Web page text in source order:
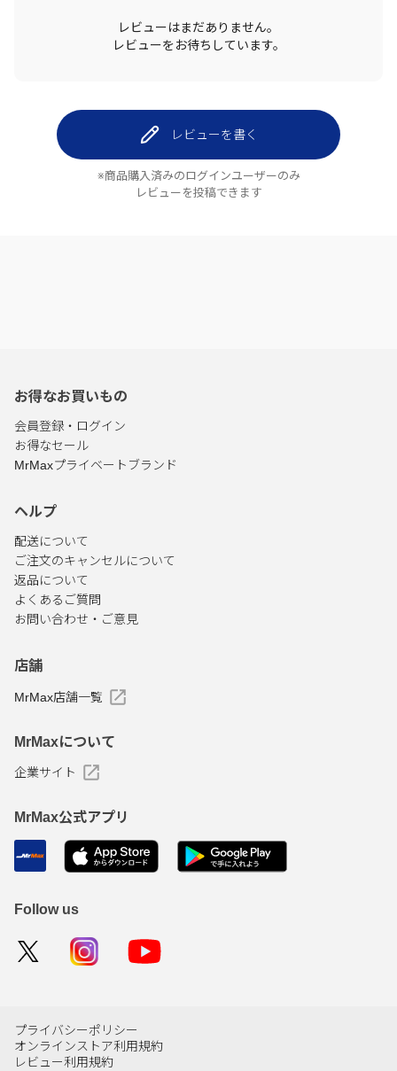
レビューはまだありません。
レビューをお待ちしています。
レビューを書く
※商品購入済みのログインユーザーのみ
レビューを投稿できます
お得なお買いもの
会員登録・ログイン
お得なセール
MrMaxプライベートブランド
ヘルプ
配送について
ご注文のキャンセルについて
返品について
よくあるご質問
お問い合わせ・ご意見
店舗
MrMax店舗一覧
MrMaxについて
企業サイト
MrMax公式アプリ
Follow us
プライバシーポリシー
オンラインストア利用規約
レビュー利用規約